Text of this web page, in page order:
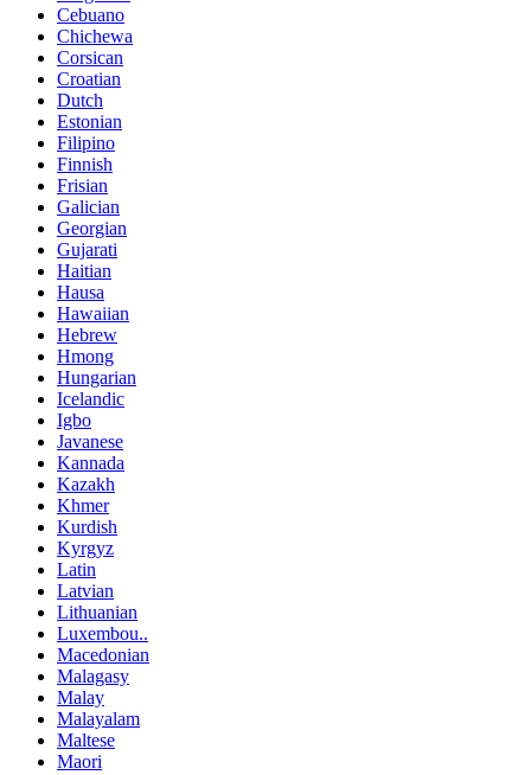
Cebuano
Chichewa
Corsican
Croatian
Dutch
Estonian
Filipino
Finnish
Frisian
Galician
Georgian
Gujarati
Haitian
Hausa
Hawaiian
Hebrew
Hmong
Hungarian
Icelandic
Igbo
Javanese
Kannada
Kazakh
Khmer
Kurdish
Kyrgyz
Latin
Latvian
Lithuanian
Luxembou..
Macedonian
Malagasy
Malay
Malayalam
Maltese
Maori